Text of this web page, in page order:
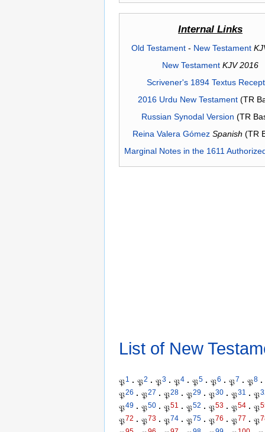
Internal Links
Old Testament- New Testament
New Testament KJV 2016
Scrivener's 1894 Textus
2016 Urdu New Testament(TR
Russian Synodal Version (TR
Reina Valera Gómez Spanish (TR
Marginal Notes in the 1611
List of New
𝔓1 · 𝔓2 · 𝔓3 · 𝔓4 · 𝔓5 · 𝔓6 · 𝔓7 · 𝔓8 ·
𝔓26 · 𝔓27 · 𝔓28 · 𝔓29 · 𝔓30 · 𝔓31 · 𝔓
𝔓49 · 𝔓50 · 𝔓51 · 𝔓52 · 𝔓53 · 𝔓54 · 𝔓
𝔓72 · 𝔓73 · 𝔓74 · 𝔓75 · 𝔓76 · 𝔓77 · 𝔓